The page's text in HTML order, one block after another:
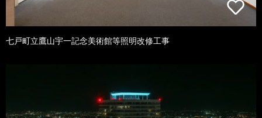
七戸町立鷹山宇一記念美術館等照明改修工事